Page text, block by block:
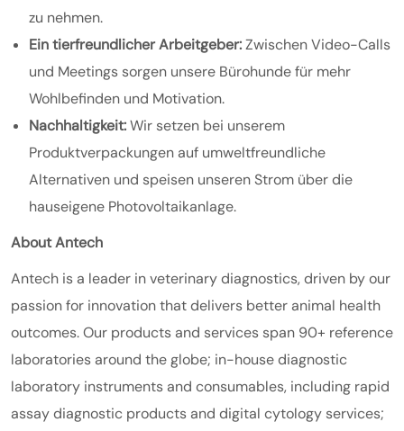
zu nehmen.
Ein tierfreundlicher Arbeitgeber:Zwischen Video-Calls
und Meetings sorgen unsere Bürohunde für mehr
Wohlbefinden und Motivation.
Nachhaltigkeit:Wir setzen bei unserem
Produktverpackungen auf umweltfreundliche
Alternativen und speisen unseren Strom über die
hauseigene Photovoltaikanlage.
About Antech
Antech is a leader in veterinary diagnostics, driven by our
passion for innovation that delivers better animal health
outcomes. Our products and services span 90+ reference
laboratories around the globe; in-house diagnostic
laboratory instruments and consumables, including rapid
assay diagnostic products and digital cytology services;